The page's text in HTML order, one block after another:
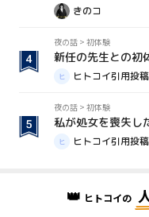
きのコ
夜の話 > 初体験
新任の先生との初
ヒトコイ引用投
夜の話 > 初体験
私が処女を喪失し
ヒトコイ引用投
👑 ヒトコイの